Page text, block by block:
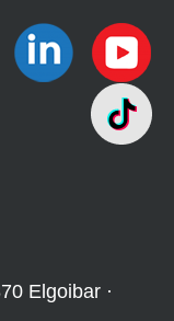
Elgoibar ·